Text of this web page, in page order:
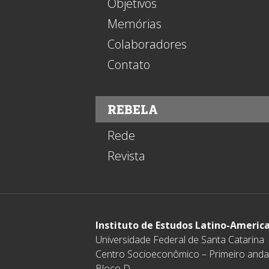
Objetivos
Memórias
Colaboradores
Contato
REBELA
Rede
Revista
Instituto de Estudos Latino-
Universidade Federal de Santa Catarina
Centro Socioeconômico – Primeiro